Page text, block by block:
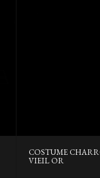
COSTUME
VIEIL OR